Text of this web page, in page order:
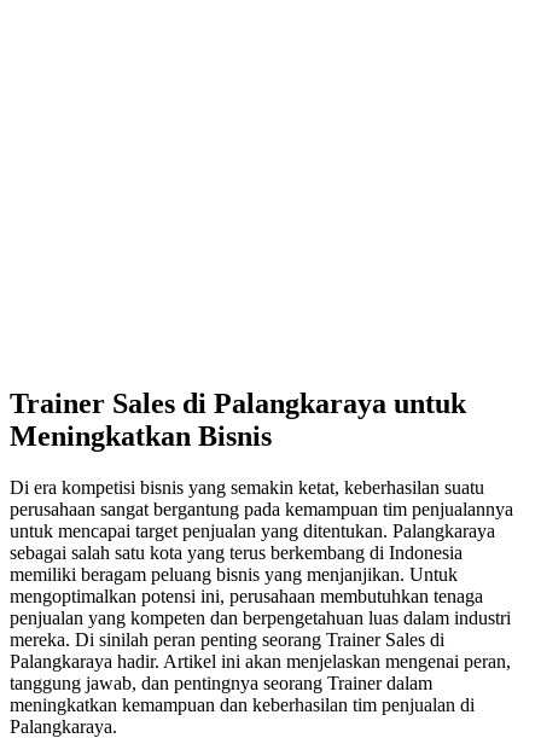
Trainer Sales di Palangkaraya untuk
Meningkatkan Bisnis
Di era kompetisi bisnis yang semakin ketat, keberhasilan suatu
perusahaan sangat bergantung pada kemampuan tim penjualannya
untuk mencapai target penjualan yang ditentukan. Palangkaraya
sebagai salah satu kota yang terus berkembang di Indonesia
memiliki beragam peluang bisnis yang menjanjikan. Untuk
mengoptimalkan potensi ini, perusahaan membutuhkan tenaga
penjualan yang kompeten dan berpengetahuan luas dalam industri
mereka. Di sinilah peran penting seorang Trainer Sales di
Palangkaraya hadir. Artikel ini akan menjelaskan mengenai peran,
tanggung jawab, dan pentingnya seorang Trainer dalam
meningkatkan kemampuan dan keberhasilan tim penjualan di
Palangkaraya.